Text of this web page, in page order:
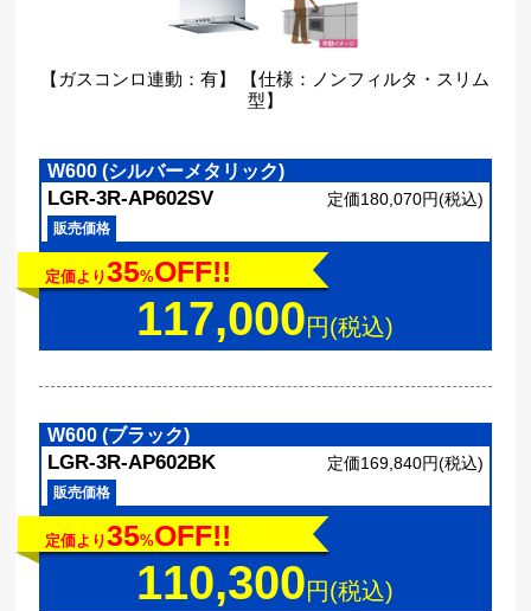
【ガスコンロ連動：有】 【仕様：ノンフィルタ・スリム
型】
W600 (シルバーメタリック)
LGR-3R-AP602SV 定価180,070円(税込)
販売価格
定価より35%OFF!!
117,000円(税込)
W600 (ブラック)
LGR-3R-AP602BK 定価169,840円(税込)
販売価格
定価より35%OFF!!
110,300円(税込)